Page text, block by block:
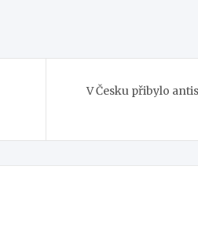
V Česku přibylo